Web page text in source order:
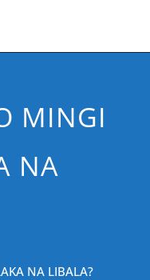
MINGI
NA
NA LIBALA?